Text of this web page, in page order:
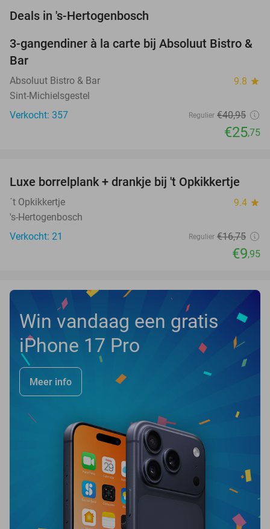
Deals in 's-Hertogenbosch
37%
3-gangendiner à la carte bij Absoluut Bistro &
Bar
Absoluut Bistro & Bar 9.8 star
Sint-Michielsgestel
Verkocht: 357
Regulier €40,95
€25,75
41%
TODAY
Luxe borrelplank + drankje bij 't Opkikkertje
´t Opkikkertje 9.4 star
's-Hertogenbosch
Verkocht: 21
Regulier €16,75
€9,95
Win vandaag een gratis
iPhone 17 Pro
Meer info